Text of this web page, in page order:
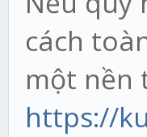
cách
một nền
https://